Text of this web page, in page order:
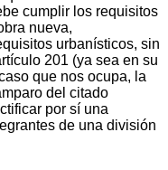
cumplir los requisitos
nueva,
urbanísticos, sin
201 (ya sea en su
que nos ocupa, la
del citado
por sí una
de una división